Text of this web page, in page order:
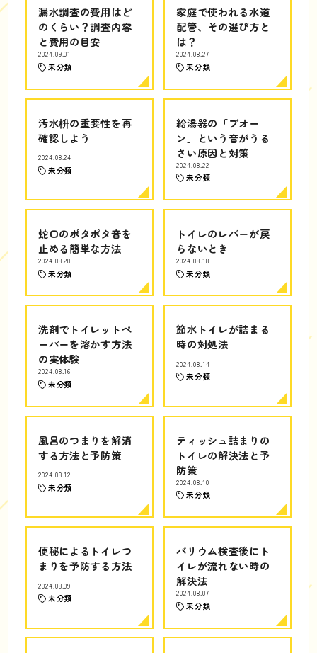
漏水調査の費用はど
のくらい？調査内容
と費用の目安
2024.09.01
未分類
家庭で使われる水道
配管、その選び方と
は？
2024.08.27
未分類
汚水枡の重要性を再
確認しよう
2024.08.24
未分類
給湯器の「ブオー
ン」という音がうる
さい原因と対策
2024.08.22
未分類
蛇口のポタポタ音を
止める簡単な方法
2024.08.20
未分類
トイレのレバーが戻
らないとき
2024.08.18
未分類
洗剤でトイレットペ
ーパーを溶かす方法
の実体験
2024.08.16
未分類
節水トイレが詰まる
時の対処法
2024.08.14
未分類
風呂のつまりを解消
する方法と予防策
2024.08.12
未分類
ティッシュ詰まりの
トイレの解決法と予
防策
2024.08.10
未分類
便秘によるトイレつ
まりを予防する方法
2024.08.09
未分類
バリウム検査後にト
イレが流れない時の
解決法
2024.08.07
未分類